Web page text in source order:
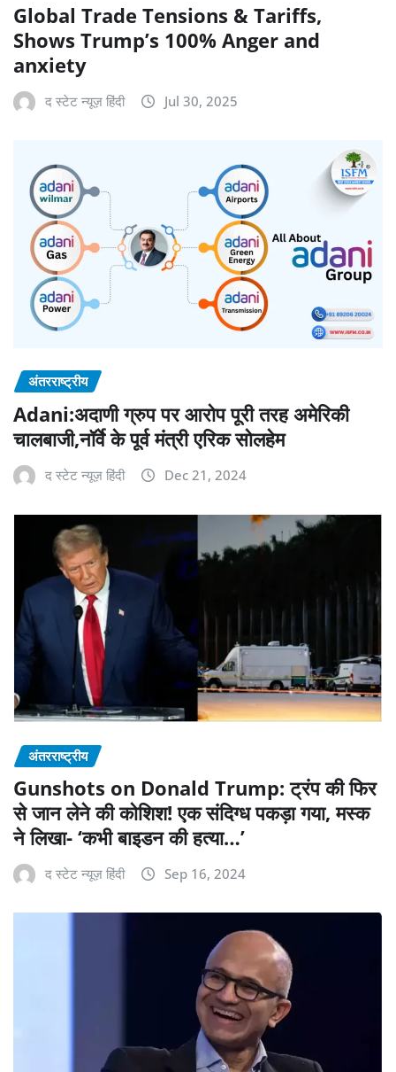
Global Trade Tensions & Tariffs,
Shows Trump’s 100% Anger and
anxiety
द स्टेट न्यूज़ हिंदी Jul 30, 2025
अंतरराष्ट्रीय
Adani:अदाणी ग्रुप पर आरोप पूरी तरह अमेरिकी
चालबाजी,नॉर्वे के पूर्व मंत्री एरिक सोलहेम
द स्टेट न्यूज़ हिंदी Dec 21, 2024
अंतरराष्ट्रीय
Gunshots on Donald Trump: ट्रंप की फिर
से जान लेने की कोशिश! एक संदिग्ध पकड़ा गया, मस्क
ने लिखा- ‘कभी बाइडन की हत्या…’
द स्टेट न्यूज़ हिंदी Sep 16, 2024